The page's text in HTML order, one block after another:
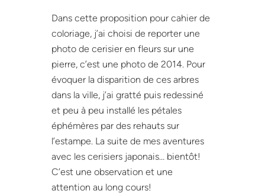
Dans cette proposition pour cahier de
coloriage, j’ai choisi de reporter une
photo de cerisier en fleurs sur une
pierre, c’est une photo de 2014. Pour
évoquer la disparition de ces arbres
dans la ville, j’ai gratté puis redessiné
et peu à peu installé les pétales
éphémères par des rehauts sur
l’estampe. La suite de mes aventures
avec les cerisiers japonais… bientôt!
C’est une observation et une
attention au long cours!